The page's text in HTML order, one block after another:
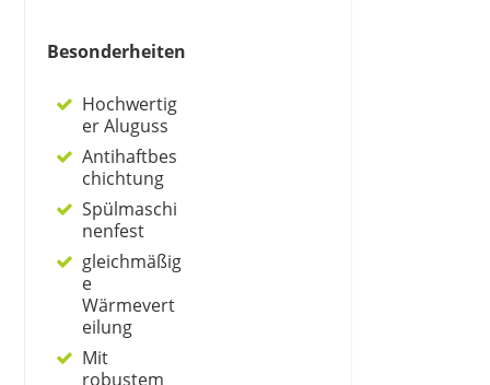
Besonderheiten
Hochwertig
er Aluguss
Antihaftbes
chichtung
Spülmaschi
nenfest
gleichmäßig
e
Wärmevert
eilung
Mit
robustem